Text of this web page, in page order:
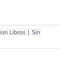
Libros | Sin